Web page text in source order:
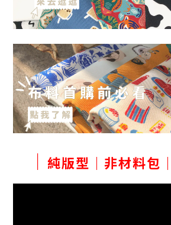
｜ 純版型｜非材料包